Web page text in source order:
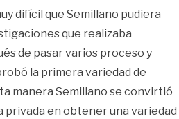
difícil que Semillano pudiera
que realizaba
de pasar varios proceso y
la primera variedad de
manera Semillano se convirtió
privada en obtener una variedad